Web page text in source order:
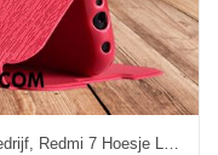
Redmi 7 Hoesje Siliconen All Inclusive Bedrijf, Redmi 7 Hoesje Leren Etui Mobiele Telefoon Beige